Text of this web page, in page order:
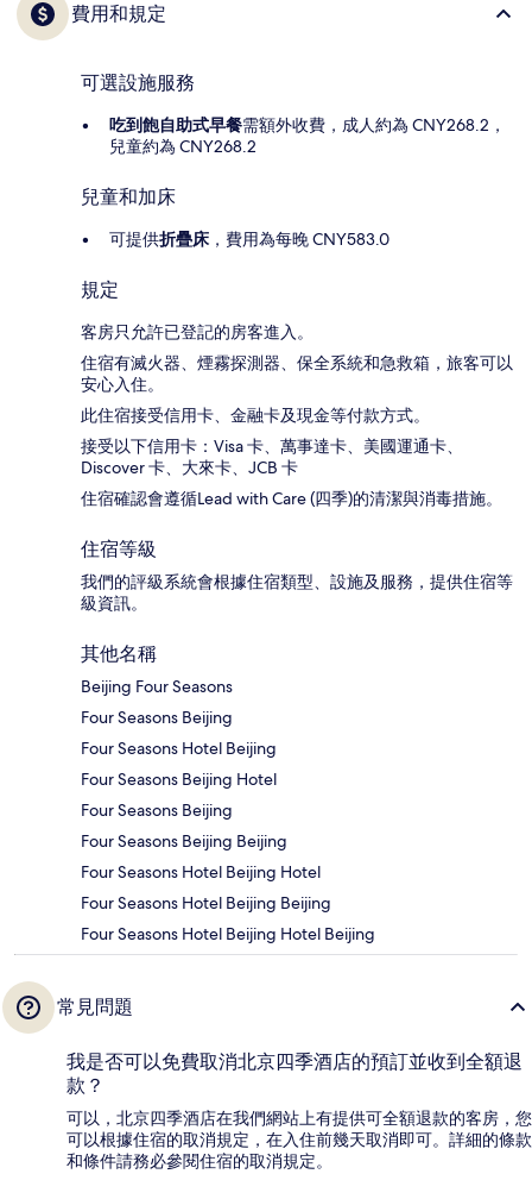
費用和規定
可選設施服務
吃到飽自助式早餐需額外收費，成人約為 CNY268.2，
兒童約為 CNY268.2
兒童和加床
可提供折疊床 ，費用為每晚 CNY583.0
規定
客房只允許已登記的房客進入。
住宿有滅火器、煙霧探測器、保全系統和急救箱，旅客可以
安心入住。
此住宿接受信用卡、金融卡及現金等付款方式。
接受以下信用卡：Visa 卡、萬事達卡、美國運通卡、
Discover 卡、大來卡、JCB 卡
住宿確認會遵循Lead with Care (四季)的清潔與消毒措施。
住宿等級
我們的評級系統會根據住宿類型、設施及服務，提供住宿等
級資訊。
其他名稱
Beijing Four Seasons
Four Seasons Beijing
Four Seasons Hotel Beijing
Four Seasons Beijing Hotel
Four Seasons Beijing
Four Seasons Beijing Beijing
Four Seasons Hotel Beijing Hotel
Four Seasons Hotel Beijing Beijing
Four Seasons Hotel Beijing Hotel Beijing
常見問題
我是否可以免費取消北京四季酒店的預訂並收到全額退
款？
可以，北京四季酒店在我們網站上有提供可全額退款的客房，您
可以根據住宿的取消規定，在入住前幾天取消即可。詳細的條款
和條件請務必參閱住宿的取消規定。